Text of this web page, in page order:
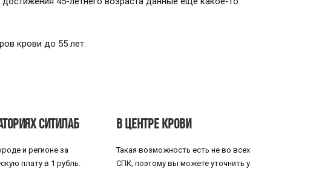
крови до 55 лет.
СИТИЛАБ
и регионе за
плату в 1 рубль.
В ЦЕНТРЕ КРОВИ
Такая возможность есть не во всех
СПК, поэтому вы можете уточнить у